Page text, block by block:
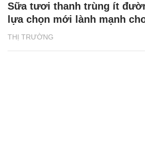
THỊ TRƯỜNG
Sữa tươi thanh trùng ít
lựa chọn mới lành mạnh